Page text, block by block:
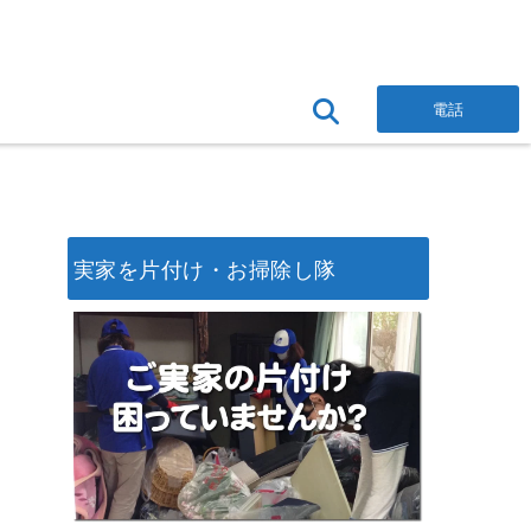
電話
実家を片付け・お掃除し隊